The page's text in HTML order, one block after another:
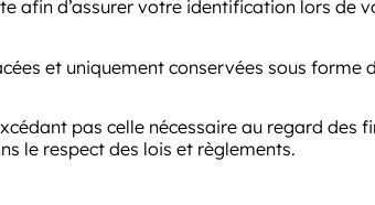
afin d’assurer votre identification lors de
et uniquement conservées sous forme
pas celle nécessaire au regard des
le respect des lois et règlements.